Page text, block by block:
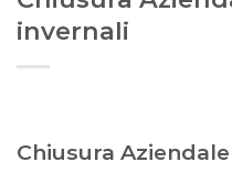
invernali
Chiusura